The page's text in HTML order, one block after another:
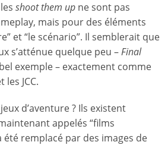
shoot them up ne sont pas
mais pour des éléments
et “le scénario”. Il semblerait que
s’atténue quelque peu –Final
exemple – exactement comme
JCC.
d’aventure ? Ils existent
appelés “films
été remplacé par des images de